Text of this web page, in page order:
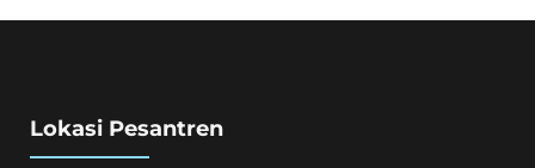
Lokasi Pesantren